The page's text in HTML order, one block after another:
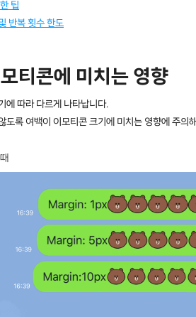
팁
반복 횟수 한도
티콘에 미치는 영향
에 따라 다르게 나타납니다.
도록 여백이 이모티콘 크기에 미치는 영향에 주의